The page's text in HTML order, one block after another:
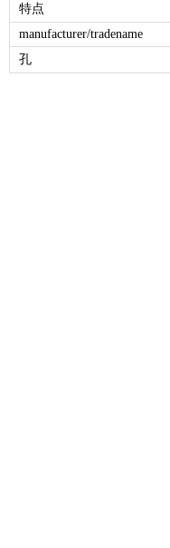
特点
manufacturer/tradename
孔